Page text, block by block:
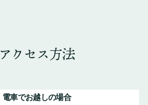
アクセス方法
電車でお越しの場合